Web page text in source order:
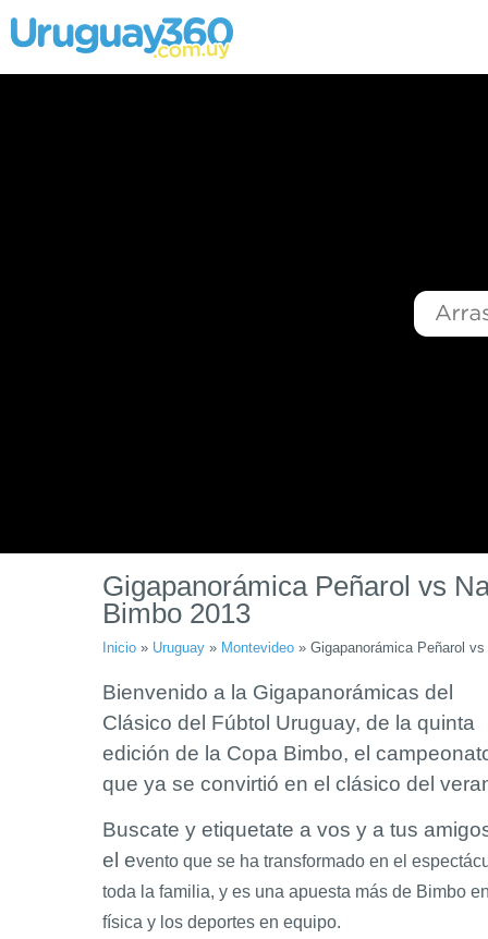
Gigapanorámica Peñarol vs
Bimbo 2013
Inicio » Uruguay » Montevideo » Gigapanorámica Peñarol
Bienvenido a la Gigapanorámicas del
Clásico del Fúbtol Uruguay, de la quinta
edición de la Copa Bimbo, el
que ya se convirtió en el clásico del
Buscate y etiquetate a vos y a tus
el evento que se ha transformado en el
toda la familia, y es una apuesta más de Bimbo
física y los deportes en equipo.